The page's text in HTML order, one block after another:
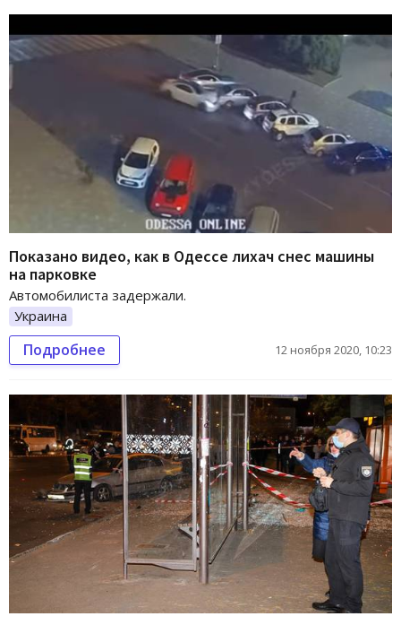
Показано видео, как в Одессе лихач снес машины
на парковке
Автомобилиста задержали.
Украина
Подробнее 12 ноября 2020, 10:23